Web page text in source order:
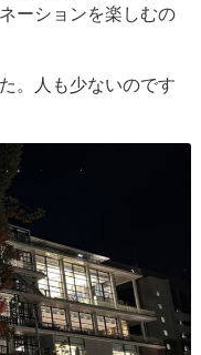
ーションを楽しむの
。人も少ないのです